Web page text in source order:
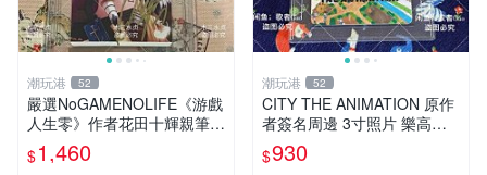
潮玩港 52
嚴選NoGAMENOLIFE《游戲
人生零》作者花田十輝親筆簽
名照片，3英寸真品收藏。簽
名經典角色周邊推薦收藏。
$1,460
潮玩港 52
CITY THE ANIMATION 原作
者簽名周邊 3寸照片 樂高卡
磚 自製限量版 nichijou city th
e animation 簽名照 卡
$930